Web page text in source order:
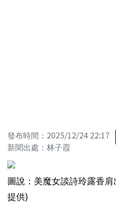
發布時間：2025/12/24 22:17
新聞出處：林子霞
圖說：美魔女談詩玲露香
提供)